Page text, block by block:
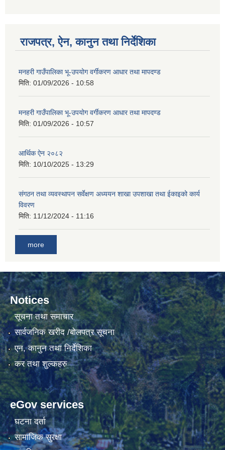
राजपत्र, ऐन, कानुन तथा निर्देशिका
मनहरी गाउँपालिका भू-उपयोग वर्गीकरण आधार तथा मापदण्ड
मिति: 01/09/2026 - 10:58
मनहरी गाउँपालिका भू-उपयोग वर्गीकरण आधार तथा मापदण्ड
मिति: 01/09/2026 - 10:57
आर्थिक ऐन २०८२
मिति: 10/10/2025 - 13:29
संगठन तथा व्यवस्थापन सर्वेक्षण अध्ययन शाखा उपशाखा तथा ईकाइको कार्य
विवरण
मिति: 11/12/2024 - 11:16
more
Notices
सूचना तथा समाचार
सार्वजनिक खरीद /बोलपत्र सूचना
एन, कानुन तथा निर्देशिका
कर तथा शुल्कहरु
eGov services
घटना दर्ता
सामाजिक सुरक्षा